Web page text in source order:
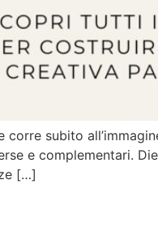
corre subito
e complementari.
[…]